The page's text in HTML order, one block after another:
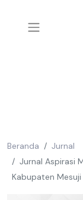
Beranda
Jurnal
Jurnal Aspirasi
Kabupaten Mesuji